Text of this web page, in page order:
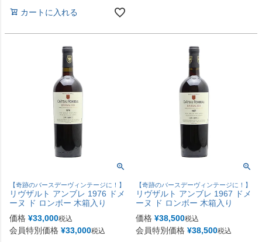
カートに入れる
【奇跡のバースデーヴィンテージに！】
リヴザルト アンブレ 1976 ドメ
ーヌ ド ロンボー 木箱入り
価格 ¥33,000税込
会員特別価格 ¥33,000税込
【奇跡のバースデーヴィンテージに！】
リヴザルト アンブレ 1967 ドメ
ーヌ ド ロンボー 木箱入り
価格 ¥38,500税込
会員特別価格 ¥38,500税込